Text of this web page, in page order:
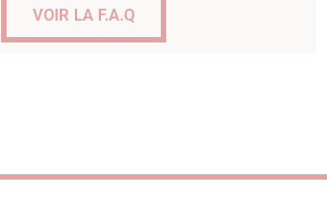
VOIR LA F.A.Q